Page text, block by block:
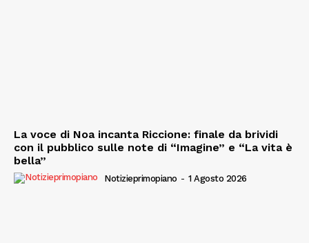
La voce di Noa incanta Riccione: finale da brividi
con il pubblico sulle note di “Imagine” e “La vita è
bella”
Notizieprimopiano - 1 Agosto 2026